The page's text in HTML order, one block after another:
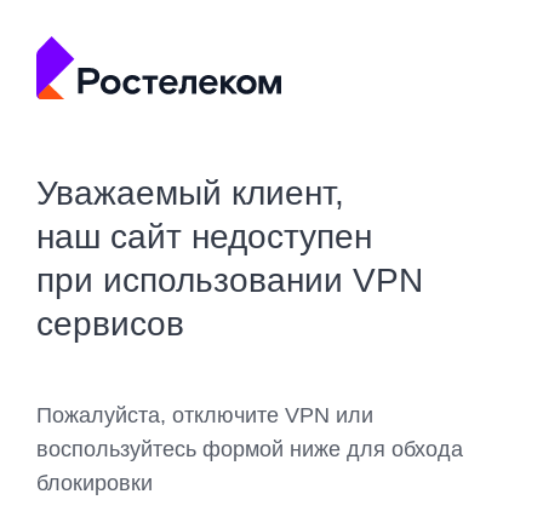
Уважаемый клиент,
наш сайт недоступен
при использовании VPN
сервисов
Пожалуйста, отключите VPN или
воспользуйтесь формой ниже для обхода
блокировки